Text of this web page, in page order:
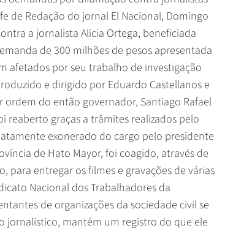
de Redação do jornal El Nacional, Domingo
a jornalista Alicia Ortega, beneficiada
de 300 milhões de pesos apresentada
afetados por seu trabalho de investigação
e dirigido por Eduardo Castellanos e
do então governador, Santiago Rafael
reaberto graças a trâmites realizados pelo
exonerado do cargo pelo presidente
de Hato Mayor, foi coagido, através de
entregar os filmes e gravações de várias
Nacional dos Trabalhadores da
de organizações da sociedade civil se
jornalístico, mantém um registro do que ele